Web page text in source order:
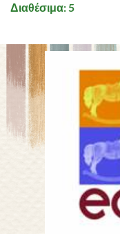
Διαθέσιμα: 5